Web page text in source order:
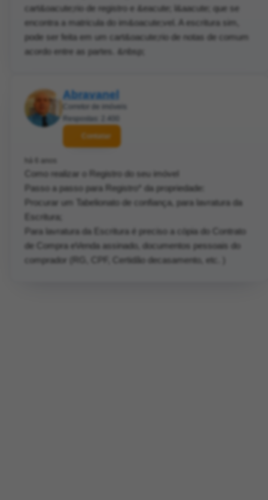
cart&oacute;rio de registro e &eacute; l&aacute; que se
encontra a matricula do im&oacute;vel. A escritura sim,
pode ser feita em um cart&oacute;rio de notas de comum
acordo entre as partes. &nbsp;
Abravanel
Contatar
Como realizar o Registro do seu imóvel
Passo a passo para Registro* da propriedade:
Procurar um Tabelionato de confiança, para lavratura da
Escritura;
Para lavratura da Escritura é preciso a cópia do Contrato
de Compra eVenda assinado, documentos pessoais do
comprador (RG, CPF, Certidão decasamento, etc. )